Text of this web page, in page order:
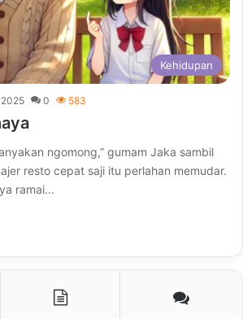
Kehidupan
2025 0 583
ngomong,” gumam Jaka sambil
resto cepat saji itu perlahan memudar.
ramai…